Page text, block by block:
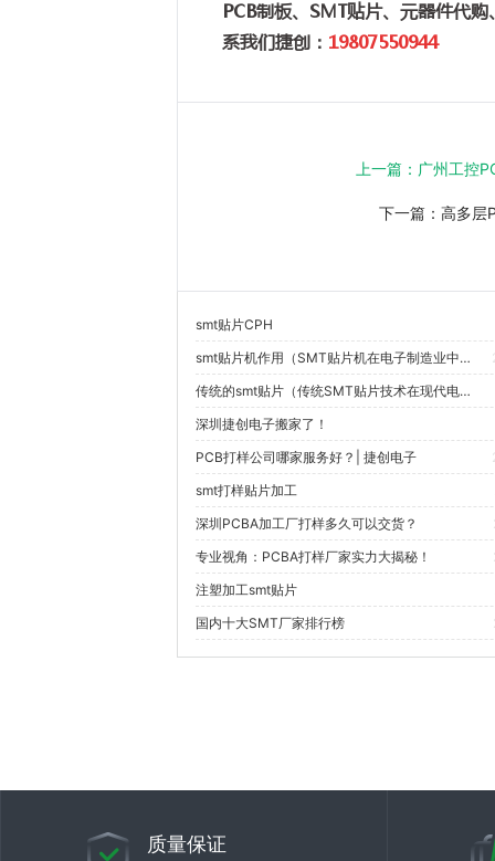
PCB制板、SMT贴片、元器件代
系我们捷创： 19807550944
上一篇： 广州工控
下一篇： 高多层
smt贴片CPH
smt贴片机作用（SMT贴片机在电子制造业中的具体应用有哪些？）
传统的smt贴片（传统SMT贴片技术在现代电子制造中的最新发展趋势是什么？）
深圳捷创电子搬家了！
PCB打样公司哪家服务好？| 捷创电子
smt打样贴片加工
深圳PCBA加工厂打样多久可以交货？
专业视角：PCBA打样厂家实力大揭秘！
注塑加工smt贴片
国内十大SMT厂家排行榜
质量保证